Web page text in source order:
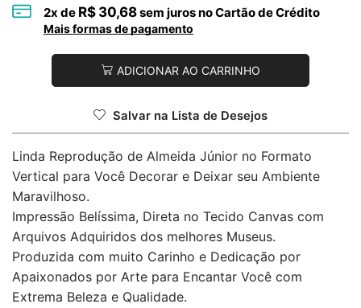
2x de R$ 30,68sem juros no Cartão de Crédito
Mais formas de pagamento
ADICIONAR AO CARRINHO
Salvar na Lista de Desejos
Linda Reprodução de Almeida Júnior no Formato
Vertical para Você Decorar e Deixar seu Ambiente
Maravilhoso.
Impressão Belíssima, Direta no Tecido Canvas com
Arquivos Adquiridos dos melhores Museus.
Produzida com muito Carinho e Dedicação por
Apaixonados por Arte para Encantar Você com
Extrema Beleza e Qualidade.